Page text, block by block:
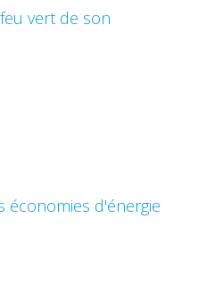
vert de son
économies d'énergie